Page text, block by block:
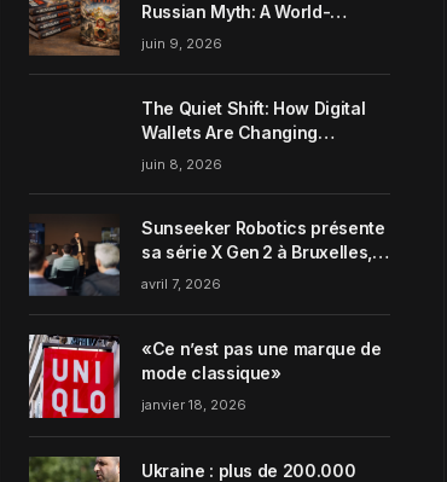
Russian Myth: A World-
Systems Analysis of
juin 9, 2026
The Quiet Shift: How Digital
Wallets Are Changing
Everyday Money Habits in the
juin 8, 2026
Sunseeker Robotics présente
sa série X Gen 2 à Bruxelles,
incarnant parfaitement le
avril 7, 2026
«Ce n’est pas une marque de
mode classique»
janvier 18, 2026
Ukraine : plus de 200.000